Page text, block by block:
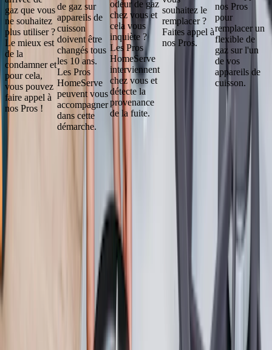
gaz que vous
ne souhaitez
plus utiliser ?
Le mieux est
de la
condamner et
pour cela,
vous pouvez
faire appel à
nos Pros !
de gaz sur
appareils de
cuisson
doivent être
changés tous
les 10 ans.
Les Pros
HomeServe
peuvent vous
accompagner
dans cette
démarche.
odeur de gaz
chez vous et
cela vous
inquiète ?
Les Pros
HomeServe
interviennent
chez vous et
détecte la
provenance
de la fuite.
souhaitez le
remplacer ?
Faites appel à
nos Pros.
nos Pros
pour
remplacer un
flexible de
gaz sur l'un
de vos
appareils de
cuisson.